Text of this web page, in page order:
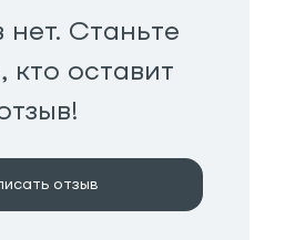
нет. Станьте
кто оставит
отзыв